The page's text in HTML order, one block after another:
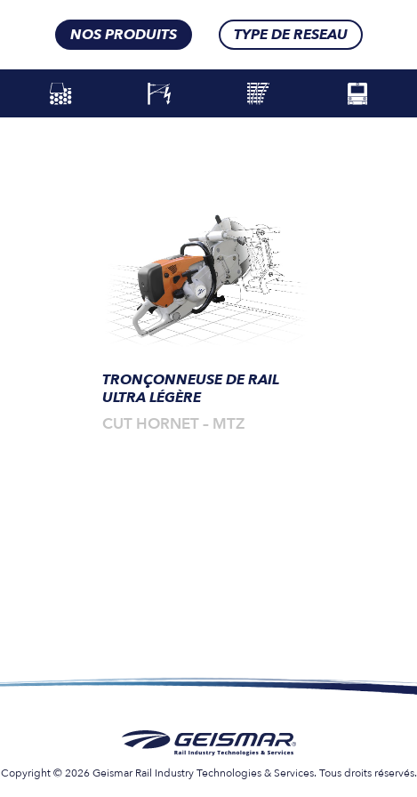
NOS PRODUITS TYPE DE RESEAU
TRONÇONNEUSE DE RAIL
ULTRA LÉGÈRE
CUT HORNET – MTZ
Copyright © 2026 Geismar Rail Industry Technologies & Services. Tous droits réservés.